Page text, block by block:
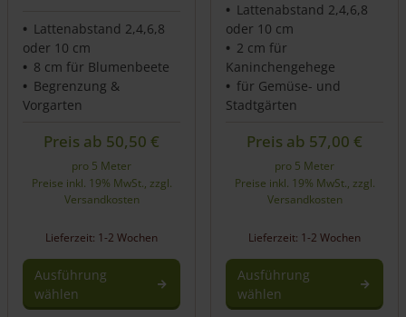
Lattenabstand 2,4,6,8
oder 10 cm
8 cm für Blumenbeete
Begrenzung &
Vorgarten
Preis ab 50,50 €
pro 5 Meter
Preise inkl. 19% MwSt., zzgl.
Versandkosten
Lieferzeit: 1-2 Wochen
Ausführung
wählen
Lattenabstand 2,4,6,8
oder 10 cm
2 cm für
Kaninchengehege
für Gemüse- und
Stadtgärten
Preis ab 57,00 €
pro 5 Meter
Preise inkl. 19% MwSt., zzgl.
Versandkosten
Lieferzeit: 1-2 Wochen
Ausführung
wählen